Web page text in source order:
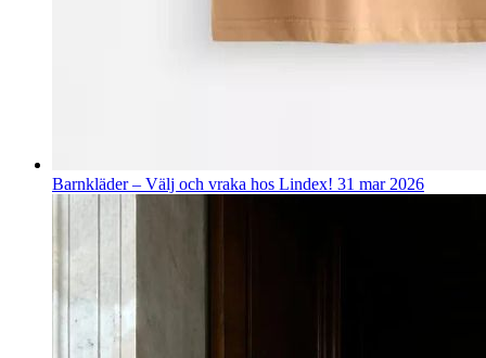
Barnkläder – Välj och vraka hos Lindex! 31 mar 2026